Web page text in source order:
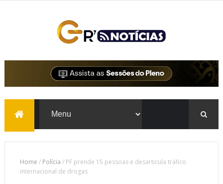
Home / Polícia / PF prende 15 pessoas e desarticula tráfico
internacional de drogas